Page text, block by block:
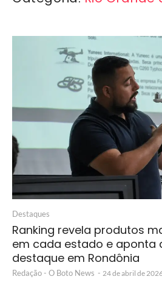
Destaques
Ranking revela produtos
em cada estado e aponta
destaque em Rondônia
Redação - O Boto News - 24 de abril de